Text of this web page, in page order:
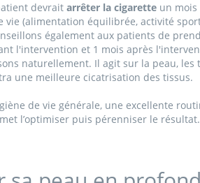
devrait arrêter la cigarette un mois
vie (alimentation équilibrée, activité
également aux patients de
l'intervention et 1 mois après
naturellement. Il agit sur la peau, les
une meilleure cicatrisation des tissus.
de vie générale, une excellente
l’optimiser puis pérenniser le résultat.